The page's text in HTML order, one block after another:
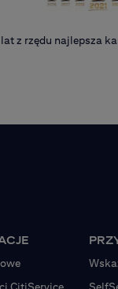
lat z rzędu najlepsza